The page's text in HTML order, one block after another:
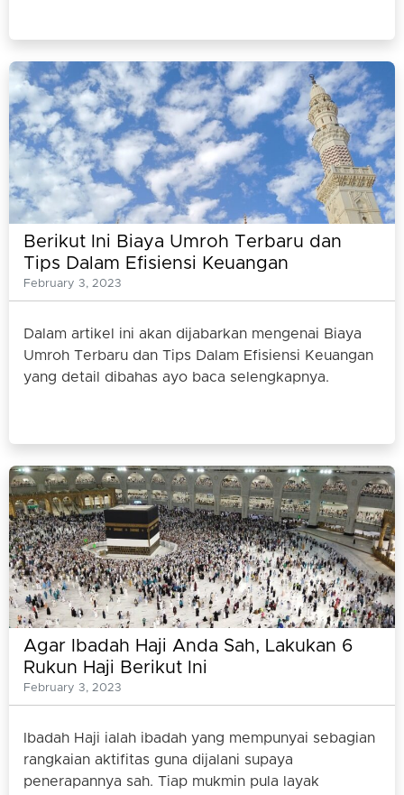
Berikut Ini Biaya Umroh Terbaru dan
Tips Dalam Efisiensi Keuangan
February 3, 2023
Dalam artikel ini akan dijabarkan mengenai Biaya
Umroh Terbaru dan Tips Dalam Efisiensi Keuangan
yang detail dibahas ayo baca selengkapnya.
Agar Ibadah Haji Anda Sah, Lakukan 6
Rukun Haji Berikut Ini
February 3, 2023
Ibadah Haji ialah ibadah yang mempunyai sebagian
rangkaian aktifitas guna dijalani supaya
penerapannya sah. Tiap mukmin pula layak